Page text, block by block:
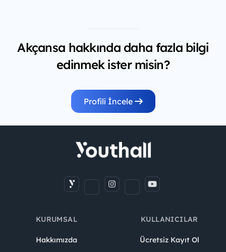
Akçansa hakkında daha fazla bilgi
edinmek ister misin?
Profili İncele
KURUMSAL
Hakkımızda
KULLANICILAR
Ücretsiz Kayıt Ol